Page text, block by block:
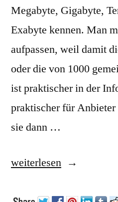
Megabyte, Gigabyte,
Exabyte kennen. Man
aufpassen, weil damit
oder die von 1000
ist praktischer in der
praktischer für
sie dann …
„Millibytes“
weiterlesen